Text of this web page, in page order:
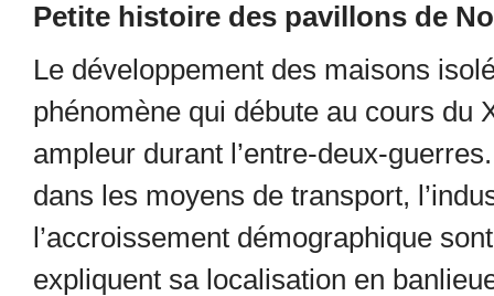
Petite histoire des pavillons de
Le développement des maisons
phénomène qui débute au cours du
ampleur durant l’entre-deux-
dans les moyens de transport,
l’accroissement démographique
expliquent sa localisation en